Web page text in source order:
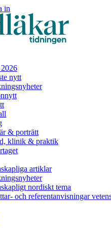
in
nytt
& porträtt
klinik & praktik
artiklar
nordiskt tema
och referentanvisningar